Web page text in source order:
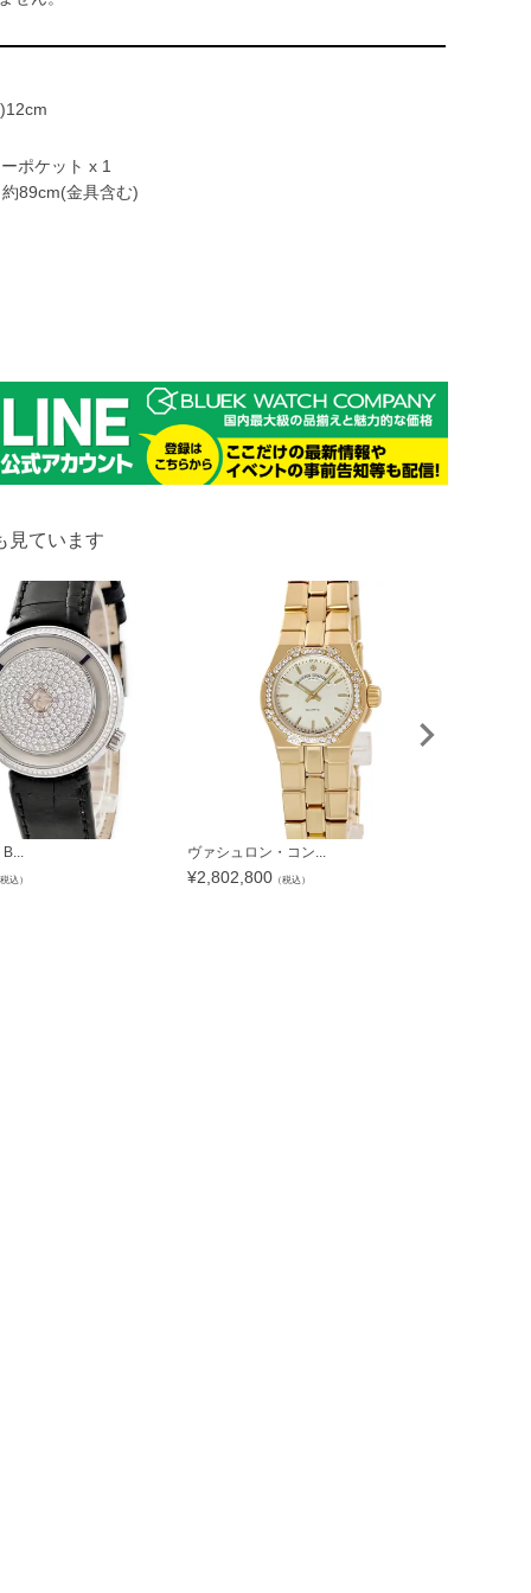
ポケット x 1
89cm(金具含む)
見ています
B...
税込）
ヴァシュロン・コン...
¥2,802,800 （税込）